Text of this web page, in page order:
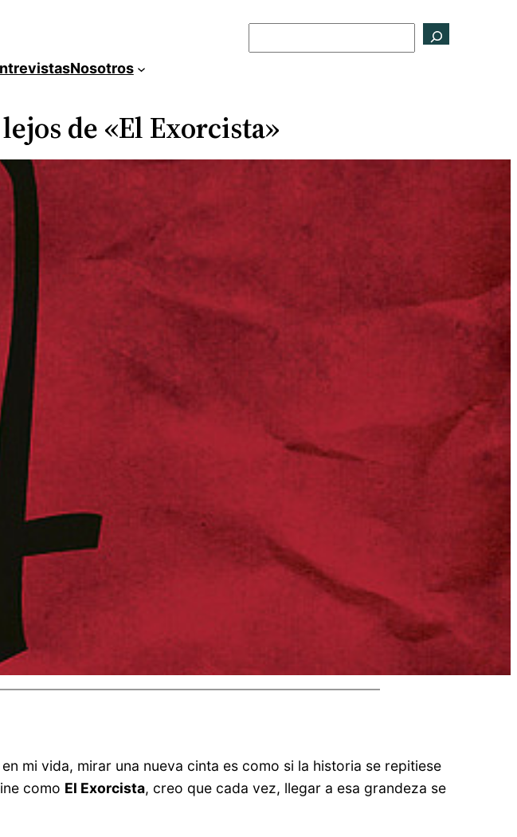
Nosotros
de «El Exorcista»
mi vida, mirar una nueva cinta es como si la historia se repitiese
como El Exorcista, creo que cada vez, llegar a esa grandeza se